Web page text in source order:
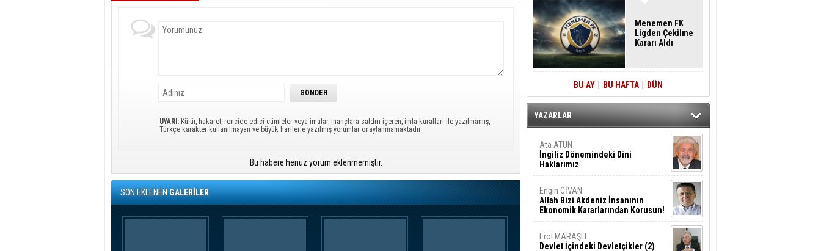
UYARI: Küfür, hakaret, rencide edici cümleler veya imalar, inançlara saldırı içeren, imla kuralları ile yazılmamış,
Türkçe karakter kullanılmayan ve büyük harflerle yazılmış yorumlar onaylanmamaktadır.
Bu habere henüz yorum eklenmemiştir.
SON EKLENENGALERİLER
Menemen FK
Ligden Çekilme
Kararı Aldı
BU AY BU HAFTA DÜN
YAZARLAR
Ata ATUN
İngiliz Dönemindeki Dini
Haklarımız
Engin CİVAN
Allah Bizi Akdeniz İnsanının
Ekonomik Kararlarından Korusun!
Erol MARAŞLI
Devlet İçindeki Devletçikler (2)